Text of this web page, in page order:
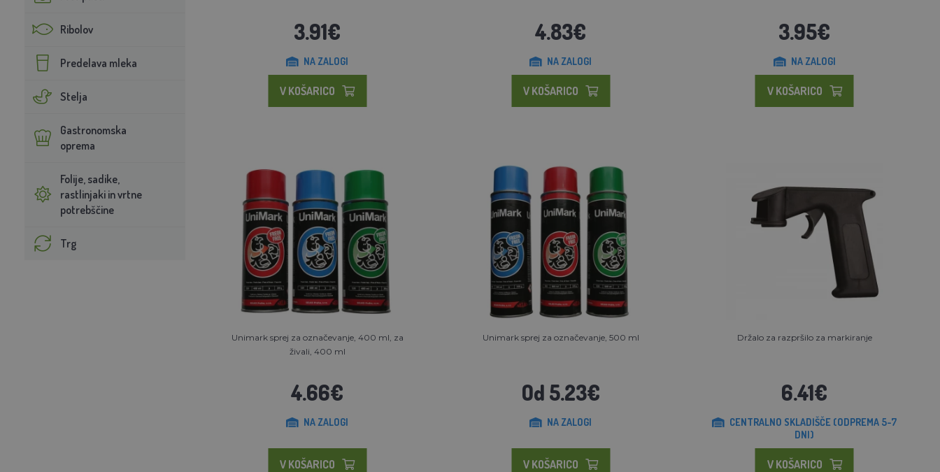
Ribolov
Predelava mleka
Stelja
Gastronomska
oprema
Folije, sadike,
rastlinjaki in vrtne
potrebščine
Trg
3.91€
NA ZALOGI
V KOŠARICO
4.83€
NA ZALOGI
V KOŠARICO
3.95€
NA ZALOGI
V KOŠARICO
Unimark sprej za označevanje, 400 ml, za
živali, 400 ml
4.66€
NA ZALOGI
V KOŠARICO
Unimark sprej za označevanje, 500 ml
Od 5.23€
NA ZALOGI
V KOŠARICO
Držalo za razpršilo za markiranje
6.41€
CENTRALNO SKLADIŠČE (ODPREMA 5-7
DNI)
V KOŠARICO